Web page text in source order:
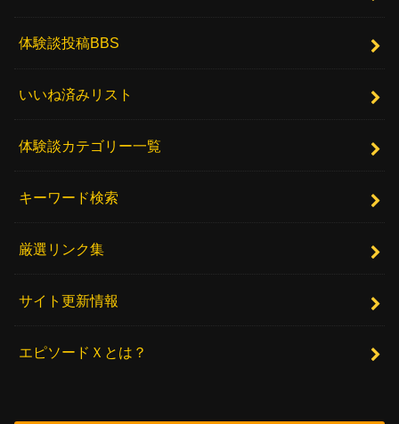
体験談投稿BBS
いいね済みリスト
体験談カテゴリー一覧
キーワード検索
厳選リンク集
サイト更新情報
エピソードＸとは？